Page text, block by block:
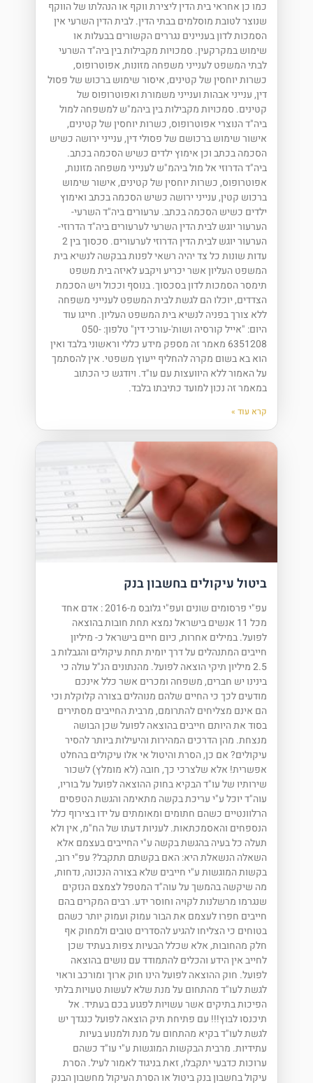
כמו כן אחראי בית הדין ליצירת ווקף או הנהלתו של הווקף
שנוצר לטובת מוסלמים בבתי הדין. לבית הדין השרעי אין
הסמכות לדון בעניינים נגררים הקשורים בבעלות או
שימוש במקרקעין. סמכויות מקבילות בין ביה"ד השרעי
לבתי המשפט לענייני משפחה מזונות, אפוטרופוס,
כשרות יוחסין של קטינים, איסור שימוש ברכוש של פסול
דין, ענייני אבהות וענייני משמורת ואפוטרופוס של
קטינים. סמכויות מקבילות בין ביהמ"ש למשפחה למול
ביה"ד הנוצרי אפוטרופוס, כשרות יוחסין של קטינים,
אישור שימוש ברכושם של פסולי דין, ענייני ירושה כשיש
הסכמה בכתב וכן אימוץ ילדים כשיש הסכמה בכתב.
ביה"ד הדרוזי אל מול ביהמ"ש לענייני משפחה מזונות,
אפוטרופוס, כשרות יוחסין של קטינים, אישור שימוש
ברכוש קטין, ענייני ירושה כשיש הסכמה בכתב ואימוץ
ילדים כשיש הסכמה בכתב. ערעורים ביה"ד השרעי-
הערעור יוגש לבית הדין השרעי לערעורים ביה"ד הדרוזי-
הערעור יוגש לבית הדין הדרוזי לערעורים. סכסוך בין 2
עדות שונות כל צד יהיה רשאי לפנות בבקשה לנשיא בית
המשפט העליון אשר יכריע ויקבע לאיזה בית משפט
תימסר הסמכות לדון בסכסוך. בנוסף וככול ויש הסכמת
הצדדים, יוכלו הם לגשת לבית המשפט לענייני משפחה
ללא צורך בפניה לנשיא בית המשפט העליון. חייגו עוד
היום: "אייל קורסיה ושות'-עורכי דין" טלפון: 050-
6351208 מאמר זה מספק מידע כללי וראשוני בלבד ואין
הוא בא בשום מקרה להחליף ייעוץ משפטי. אין להסתמך
על האמור ללא היוועצות עם עו"ד. ויודגש כי הכתוב
במאמר זה נכון למועד כתיבתו בלבד.
קרא עוד »
ביטול עיקולים בחשבון בנק
עפ"י פרסומים שונים ועפ"י גלובס מ-2016 : אדם אחד
מכל 11 אנשים בישראל נמצא תחת חובות בהוצאה
לפועל. במילים אחרות, כיום חיים בישראל כ- מיליון
חייבים המתנהלים על דרך יומית תחת עיקולים והגבלות ב
2.5 מיליון תיקי הוצאה לפועל. מהנתונים הנ"ל עולה כי
בינינו יש חברים, משפחה ומכרים אשר כלל אינכם
מודעים לכך כי החיים שלהם מנוהלים בצורה קלוקלת וכי
הם אינם מצליחים להתרומם, מרבית החייבים מסתירים
בסוד את היותם חייבים בהוצאה לפועל שכן הבושה
מנצחת. מהן הדרכים המהירות והיעילות ביותר להסיר
עיקולים? אם כן, הסרת והיטול אי אלו עיקולים בהחלט
אפשרית! אלא שלצרכי כך, חובה (לא מומלץ) לשכור
שירותיו של עו"ד הבקיא בחוק ההוצאה לפועל על בוריו,
עוה"ד יוכל ע"י עריכת בקשה מתאימה והגשת הטפסים
הרלוונטיים כשהם חתומים ומאומתים על ידו בצירוף כלל
הנספחים והאסמכתאות. לעניות דעתו של הח"מ, אין ולא
תעלה כל בעיה בהגשת בקשה ע"י החייבים בעצמם אלא
השאלה הנשאלת היא: האם בקשתם תתקבל? עפ"י רוב,
בקשות המוגשות ע"י חייבים שלא בצורה הנכונה, נדחות,
מה שיקשה בהמשך על עוה"ד המטפל לצמצם הנזקים
שנגרמו מרשלנות לקויה וחוסר ידע. רבים המקרים בהם
חייבים חפרו לעצמם את הבור עמוק ועמוק יותר כשהם
בטוחים כי הצליחו להגיע להסדרים טובים ולמחוק אף
חלק מהחובות, אלא שכלל הבעיות צפות בעתיד שכן
לחייב אין הידע והכלים להתמודד עם נושים בהוצאה
לפועל. חוק ההוצאה לפועל הינו חוק ארוך ומורכב וראוי
לגשת לעו"ד מהתחום על מנת שלא לעשות טעויות בלתי
הפיכות בתיקים אשר עשויות לפגוע בכם בעתיד. אל
תיכנסו לבוץ!!! עם פתיחת תיק הוצאה לפועל כנגדך יש
לגשת לעו"ד בקיא מהתחום על מנת ולמנוע בעיות
עתידיות. מרבית הבקשות המוגשות ע"י עו"ד כשהם
ערוכות כדבעי יתקבלו, זאת בניגוד לאמור לעיל. הסרת
עיקול בחשבון בנק ביטול או הסרת העיקול מחשבון הבנק